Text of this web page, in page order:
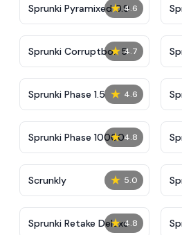
★ 4.6
Sprunki Pyramixed 0.9
★ 4.7
Sprunki Corruptbox 5
★ 4.6
Sprunki Phase 1.5
★ 4.8
Sprunki Phase 10000
★ 5.0
Scrunkly
★ 4.8
Sprunki Retake Deluxe